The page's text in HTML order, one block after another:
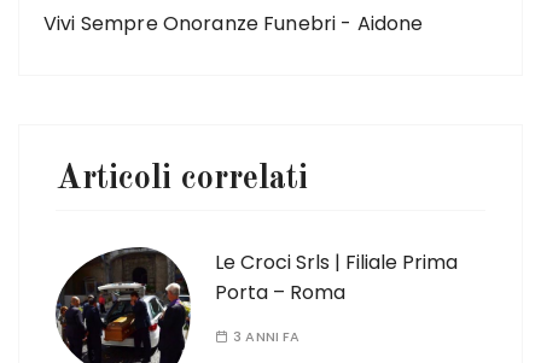
Vivi Sempre Onoranze Funebri - Aidone
Articoli correlati
Le Croci Srls | Filiale Prima
Porta – Roma
3 ANNI FA